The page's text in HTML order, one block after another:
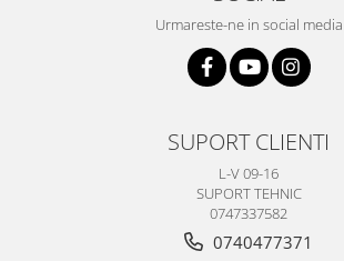
Urmareste-ne in social media
SUPORT CLIENTI
L-V 09-16
SUPORT TEHNIC
0747337582
0740477371